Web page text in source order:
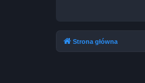
Strona główna